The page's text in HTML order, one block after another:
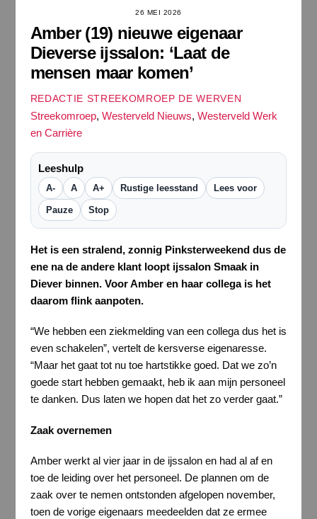
26 MEI 2026
Amber (19) nieuwe eigenaar
Dieverse ijssalon: ‘Laat de
mensen maar komen’
REDACTIE STREEKOMROEP DE WERVEN
Streekomroep, Westerveld Nieuws, Westerveld Werk
en Carrière
Leeshulp
A- A A+ Rustige leesstand Lees voor
Pauze Stop
Het is een stralend, zonnig Pinksterweekend dus de
ene na de andere klant loopt ijssalon Smaak in
Diever binnen. Voor Amber en haar collega is het
daarom flink aanpoten.
“We hebben een ziekmelding van een collega dus het is
even schakelen”, vertelt de kersverse eigenaresse.
“Maar het gaat tot nu toe hartstikke goed. Dat we zo’n
goede start hebben gemaakt, heb ik aan mijn personeel
te danken. Dus laten we hopen dat het zo verder gaat.”
Zaak overnemen
Amber werkt al vier jaar in de ijssalon en had al af en
toe de leiding over het personeel. De plannen om de
zaak over te nemen ontstonden afgelopen november,
toen de vorige eigenaars meedeelden dat ze ermee